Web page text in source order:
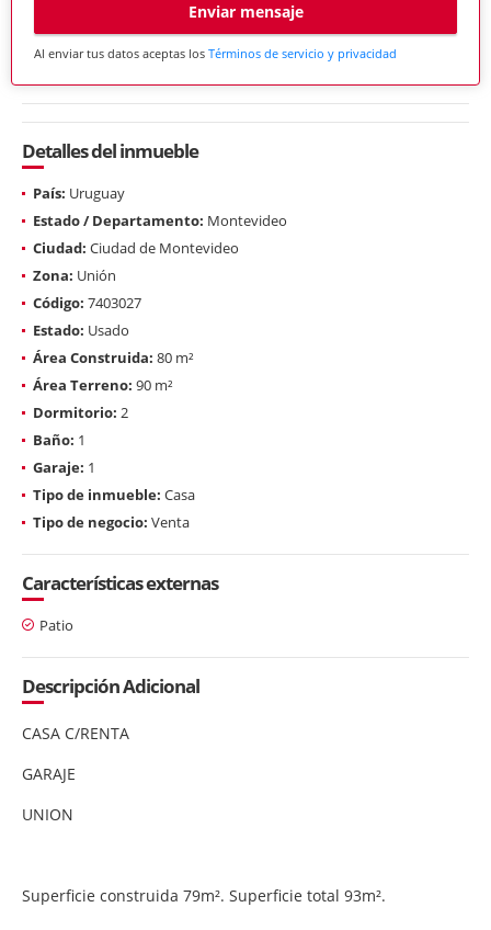
Enviar mensaje
Al enviar tus datos aceptas los Términos de servicio y privacidad
Detalles del inmueble
País: Uruguay
Estado / Departamento: Montevideo
Ciudad: Ciudad de Montevideo
Zona: Unión
Código: 7403027
Estado: Usado
Área Construida: 80 m²
Área Terreno: 90 m²
Dormitorio: 2
Baño: 1
Garaje: 1
Tipo de inmueble: Casa
Tipo de negocio: Venta
Características externas
Patio
Descripción Adicional
CASA C/RENTA
GARAJE
UNION
Superficie construida 79m². Superficie total 93m².